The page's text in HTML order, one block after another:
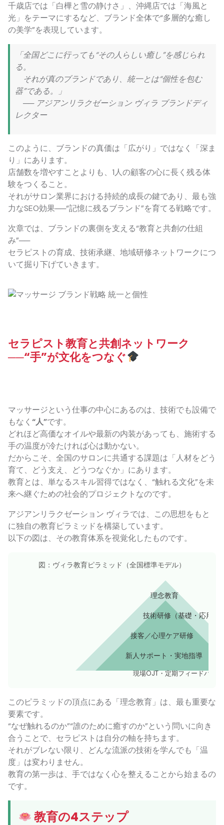
千歳店では「白樺と雪の静けさ」、沖縄店では「海風と
光」をテーマにするなど、ブランド全体で“多層的な癒し
の美学”を表現しています。
「全国どこに行っても“その人らしい癒し”を感じられ
る。
それが真のブランドであり、統一とは“個性を包む
器”である。」
── アジアンリラクゼーション ヴィラ ブランドディ
レクター
このように、ブランドの真価は「広がり」ではなく「深ま
り」にあります。
店舗数を増やすことよりも、1人の顧客の心に長く残る体
験をつくること。
それがサロン業界における持続的成長の鍵であり、最も強
力なSEO効果──“記憶に残るブランド”を育てる戦略です。
次章では、ブランドの裏側を支える“教育と共創の仕組
み”──
セラピストの育成、技術承継、地域研修ネットワークにつ
いて掘り下げていきます。
セラピスト教育と共創ネットワーク
──“手”が文化をつなぐ
マッサージという仕事の中心にあるのは、技術でも設備で
もなく “人”です。
どれほど高価なオイルや最新の内装があっても、施術する
手の温度が冷たければ心は動かない。
だからこそ、全国のサロンに共通する課題は「人材をどう
育て、どう支え、どうつなぐか」にあります。
教育とは、単なるスキル習得ではなく、“触れる文化”を未
来へ継ぐための社会的プロジェクトなのです。
アジアンリラクゼーション ヴィラでは、この思想をもと
に独自の教育ピラミッドを構築しています。
以下の図は、その教育体系を視覚化したものです。
図：ヴィラ教育ピラミッド（全国標準モデル）
理念教育
技術研修（基礎・応用）
接客／心理ケア研修
新人サポート・実地指導
現場OJT・定期フィードバック
このピラミッドの頂点にある「理念教育」は、最も重要な
要素です。
“なぜ触れるのか”“誰のために癒すのか”という問いに向き
合うことで、セラピストは自分の軸を持ちます。
それがブレない限り、どんな流派の技術を学んでも「温
度」は変わりません。
教育の第一歩は、手ではなく心を整えることから始まるの
です。
教育の4ステップ